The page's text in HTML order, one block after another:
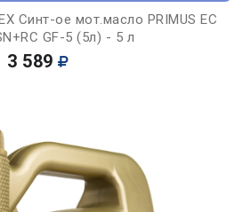
Синт-ое мот.масло PRIMUS EC
GF-5 (5л) - 5 л
3 589